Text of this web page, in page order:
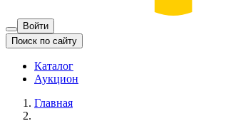
Войти
Поиск по сайту
Каталог
Аукцион
Главная